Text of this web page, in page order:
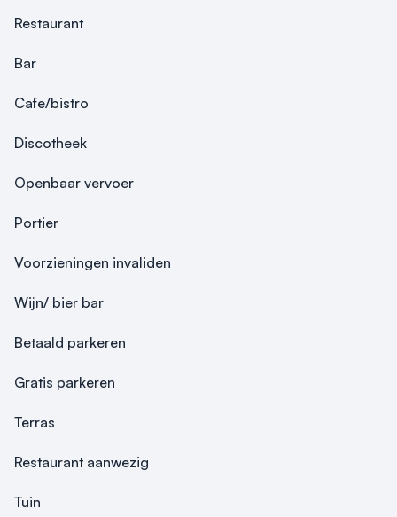
Restaurant
Bar
Cafe/bistro
Discotheek
Openbaar vervoer
Portier
Voorzieningen invaliden
Wijn/ bier bar
Betaald parkeren
Gratis parkeren
Terras
Restaurant aanwezig
Tuin